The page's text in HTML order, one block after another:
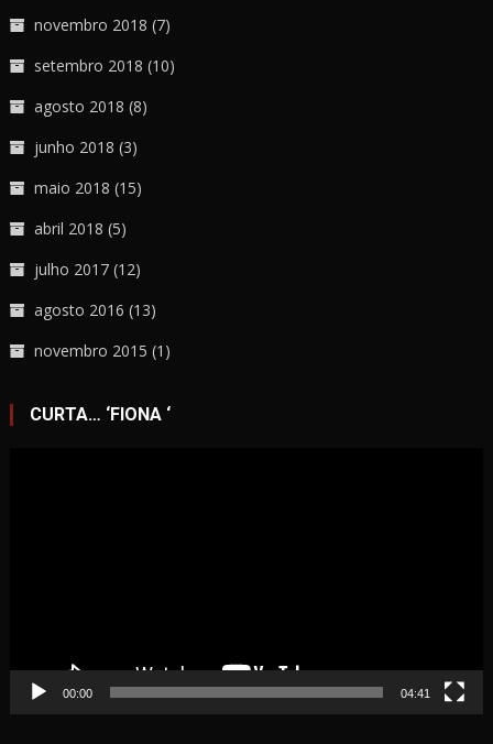
novembro 2018 (7)
setembro 2018 (10)
agosto 2018 (8)
junho 2018 (3)
maio 2018 (15)
abril 2018 (5)
julho 2017 (12)
agosto 2016 (13)
novembro 2015 (1)
CURTA… ‘FIONA ‘
00:00 04:41